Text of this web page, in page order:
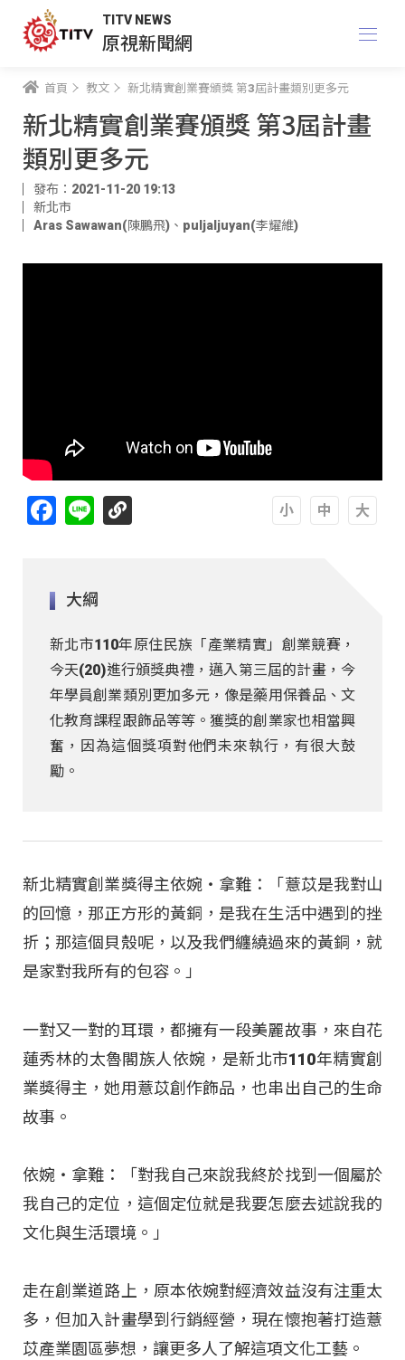
TITV NEWS
原視新聞網
首頁 教文 新北精實創業賽頒獎 第3屆計畫類別更多元
新北精實創業賽頒獎 第3屆計畫
類別更多元
發布：2021-11-20 19:13
新北市
Aras Sawawan(陳鵬飛) 、 puljaljuyan(李耀維)
Facebook
Line
大綱
新北市110年原住民族「產業精實」創業競賽，
今天(20)進行頒獎典禮，邁入第三屆的計畫，今
年學員創業類別更加多元，像是藥用保養品、文
化教育課程跟飾品等等。獲獎的創業家也相當興
奮，因為這個獎項對他們未來執行，有很大鼓
勵。
新北精實創業獎得主依婉‧拿難：「薏苡是我對山
的回憶，那正方形的黃銅，是我在生活中遇到的挫
折；那這個貝殼呢，以及我們纏繞過來的黃銅，就
是家對我所有的包容。」
一對又一對的耳環，都擁有一段美麗故事，來自花
蓮秀林的太魯閣族人依婉，是新北市110年精實創
業獎得主，她用薏苡創作飾品，也串出自己的生命
故事。
依婉‧拿難：「對我自己來說我終於找到一個屬於
我自己的定位，這個定位就是我要怎麼去述說我的
文化與生活環境。」
走在創業道路上，原本依婉對經濟效益沒有注重太
多，但加入計畫學到行銷經營，現在懷抱著打造薏
苡產業園區夢想，讓更多人了解這項文化工藝。